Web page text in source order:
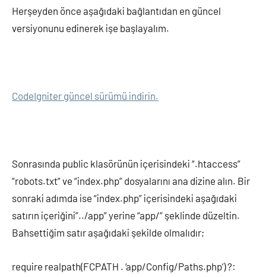
Herşeyden önce aşağıdaki bağlantıdan en güncel
versiyonunu edinerek işe başlayalım.
CodeIgniter güncel sürümü indirin.
Sonrasında public klasörünün içerisindeki “.htaccess”
“robots.txt” ve “index.php” dosyalarını ana dizine alın. Bir
sonraki adımda ise “index.php” içerisindeki aşağıdaki
satırın içeriğini”../app” yerine “app/” şeklinde düzeltin.
Bahsettiğim satır aşağıdaki şekilde olmalıdır;
require realpath(FCPATH . ‘app/Config/Paths.php’) ?: